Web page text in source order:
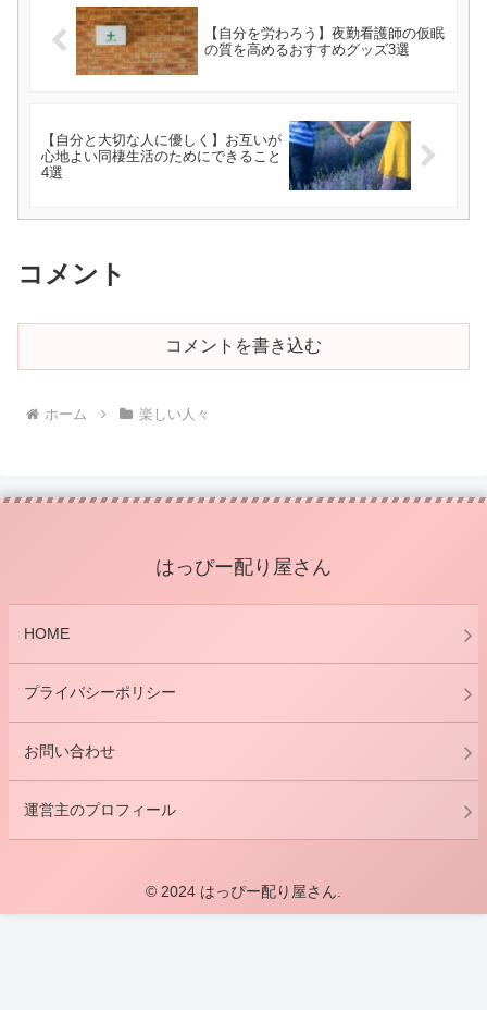
【自分を労わろう】夜勤看護師の仮眠
の質を高めるおすすめグッズ3選
【自分と大切な人に優しく】お互いが
心地よい同棲生活のためにできること
4選
コメント
コメントを書き込む
ホーム 楽しい人々
はっぴー配り屋さん
HOME
プライバシーポリシー
お問い合わせ
運営主のプロフィール
© 2024 はっぴー配り屋さん.